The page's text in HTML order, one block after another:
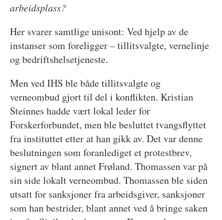
arbeidsplass?
Her svarer samtlige unisont: Ved hjelp av de
instanser som foreligger – tillitsvalgte, vernelinje
og bedriftshelsetjeneste.
Men ved IHS ble både tillitsvalgte og
verneombud gjort til del i konflikten. Kristian
Steinnes hadde vært lokal leder for
Forskerforbundet, men ble besluttet tvangsflyttet
fra instituttet etter at han gikk av. Det var denne
beslutningen som foranlediget et protestbrev,
signert av blant annet Frøland. Thomassen var på
sin side lokalt verneombud. Thomassen ble siden
utsatt for sanksjoner fra arbeidsgiver, sanksjoner
som han bestrider, blant annet ved å bringe saken